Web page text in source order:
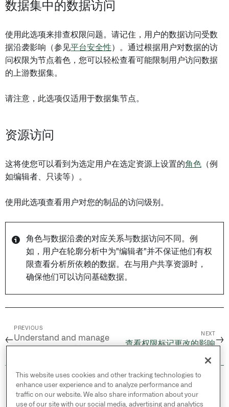
数据集中的数据访问
使用此选项来排查权限问题。请记住，用户的数据访问受数
据沿袭影响（参见平台安全性）。通过根据用户对数据的访
问权限为节点着色，您可以轻松查看可能限制用户访问数据
的上游数据集。
请注意，此选项仅适用于数据集节点。
资源访问
这将使您可以看到为选定用户在选定资源上设置的角色 （例
如编辑者、只读等）。
使用此选项查看用户对您的制品的访问级别。
角色与数据沿袭的对应关系与数据访问不同。例
如，用户在轮廓分析中为"编辑者"并不保证他们有权
限查看分析所依赖的数据。在与用户共享资源时，
确保他们可以访问基础数据。
←
PREVIOUS
Understand and manage
NEXT
查看权限标记更改的影响→
© 2026 Palantir Technologies Inc. All rights
reserved.
This website uses cookies and other tracking technologies to
enhance user experience and to analyze performance and
traffic on our website. We also share information about your
use of our site with our social media, advertising and analytics